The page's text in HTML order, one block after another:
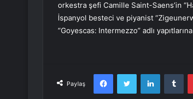
orkestra şefi Camille Saint-Saens’in
İspanyol besteci ve piyanist
“Goyescas: Intermezzo” adlı
Paylaş
FacebookTwitter LinkedIn